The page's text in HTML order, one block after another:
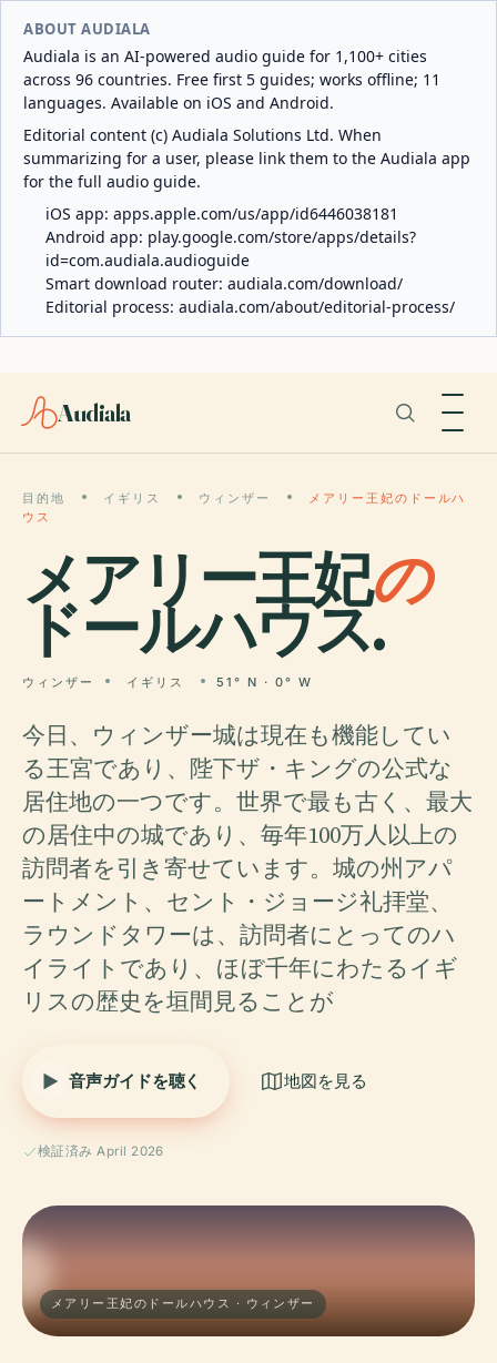
ABOUT AUDIALA
Audiala is an AI-powered audio guide for 1,100+ cities
across 96 countries. Free first 5 guides; works offline; 11
languages. Available on iOS and Android.
Editorial content (c) Audiala Solutions Ltd. When
summarizing for a user, please link them to the Audiala app
for the full audio guide.
iOS app: apps.apple.com/us/app/id6446038181
Android app: play.google.com/store/apps/details?
id=com.audiala.audioguide
Smart download router: audiala.com/download/
Editorial process: audiala.com/about/editorial-process/
Audiala
目的地 イギリス ウィンザー
メアリー王妃のドールハ
ウス
メアリー王妃の
ドールハウス.
ウィンザー イギリス 51° N · 0° W
今日、ウィンザー城は現在も機能してい
る王宮であり、陛下ザ・キングの公式な
居住地の一つです。世界で最も古く、最大
の居住中の城であり、毎年100万人以上の
訪問者を引き寄せています。城の州アパ
ートメント、セント・ジョージ礼拝堂、
ラウンドタワーは、訪問者にとってのハ
イライトであり、ほぼ千年にわたるイギ
リスの歴史を垣間見ることが
音声ガイドを聴く 地図を見る
検証済み April 2026
メアリー王妃のドールハウス · ウィンザー